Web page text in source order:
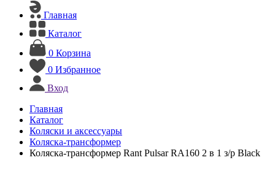
Главная
Каталог
0 Корзина
0 Избранное
Вход
Главная
Каталог
Коляски и аксессуары
Коляска-трансформер
Коляска-трансформер Rant Pulsar RA160 2 в 1 з/р Black